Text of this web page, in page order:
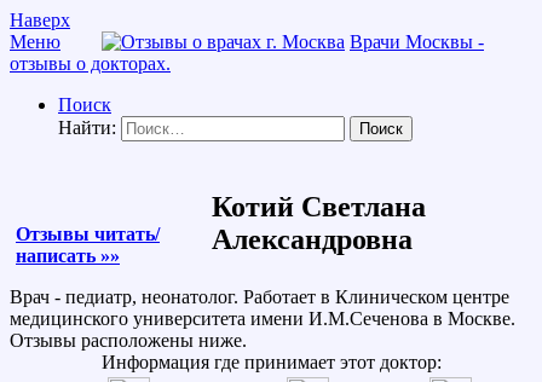
Наверх
Меню
Врачи Москвы -
отзывы о докторах.
Поиск
Найти:
Отзывы читать/
написать »»
Котий Светлана
Александровна
Врач - педиатр, неонатолог. Работает в Клиническом центре
медицинского университета имени И.М.Сеченова в Москве.
Отзывы расположены ниже.
Информация где принимает этот доктор: